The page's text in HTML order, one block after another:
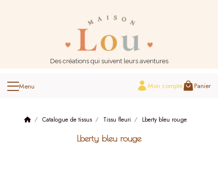
Des créations qui suivent leurs aventures
Mon compte Panier
Catalogue de tissus Tissu fleuri Lberty bleu rouge
Lberty bleu rouge